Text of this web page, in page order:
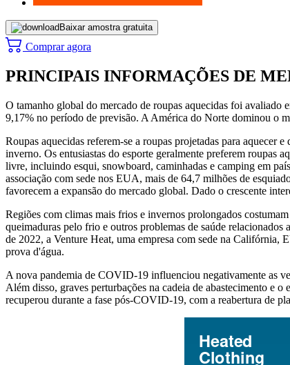
Baixar amostra gratuita
Comprar agora
PRINCIPAIS INFORMAÇÕES DE
O tamanho global do mercado de roupas aquecidas foi
9,17% no período de previsão. A América do Norte dominou o
Roupas aquecidas referem-se a roupas projetadas para aquecer
inverno. Os entusiastas do esporte geralmente preferem roupas
livre, incluindo esqui, snowboard, caminhadas e camping em
associação com sede nos EUA, mais de 64,7 milhões de
favorecem a expansão do mercado global. Dado o crescente
Regiões com climas mais frios e invernos prolongados
queimaduras pelo frio e outros problemas de saúde
de 2022, a Venture Heat, uma empresa com sede na Califórnia,
prova d'água.
A nova pandemia de COVID-19 influenciou negativamente as
Além disso, graves perturbações na cadeia de abastecimento e
recuperou durante a fase pós-COVID-19, com a reabertura de